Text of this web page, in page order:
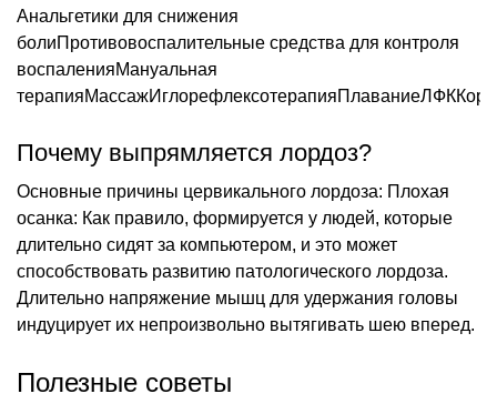
Анальгетики для снижения
болиПротивовоспалительные средства для контроля
воспаленияМануальная
Почему выпрямляется лордоз?
Основные причины цервикального лордоза: Плохая
осанка: Как правило, формируется у людей, которые
длительно сидят за компьютером, и это может
способствовать развитию патологического лордоза.
Длительно напряжение мышц для удержания головы
индуцирует их непроизвольно вытягивать шею вперед.
Полезные советы